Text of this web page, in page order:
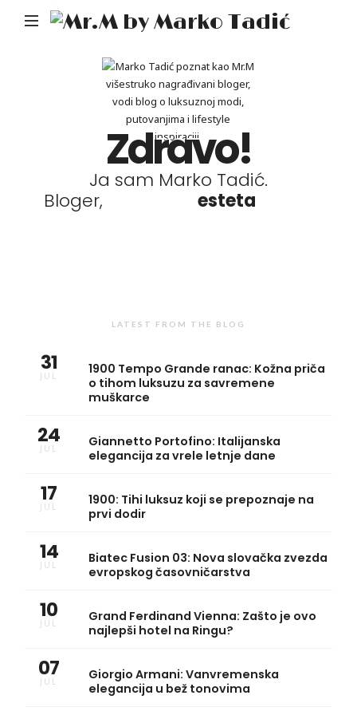
Mr.M
Zdravo!
Ja sam Marko Tadić.
Bloger,
esteta
LATEST FROM THE BLOG
31
JUL
1900 Tempo Grande ranac: Kožna priča
o tihom luksuzu za savremene
muškarce
24
JUL
Giannetto Portofino: Italijanska
elegancija za vrele letnje dane
17
JUL
1900: Tihi luksuz koji se prepoznaje na
prvi dodir
14
JUL
Biatec Fusion 03: Nova slovačka zvezda
evropskog časovničarstva
10
JUL
Grand Ferdinand Vienna: Zašto je ovo
najlepši hotel na Ringu?
07
JUL
Giorgio Armani: Vanvremenska
elegancija u bež tonovima